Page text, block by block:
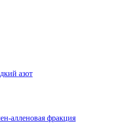
азот
алленовая фракция